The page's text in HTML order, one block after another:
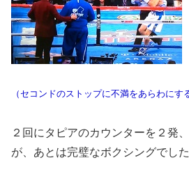
（セコンドのストップに不満をあらわにす
２回にタピアのカウンターを２発
が、あとは完璧なボクシングでした